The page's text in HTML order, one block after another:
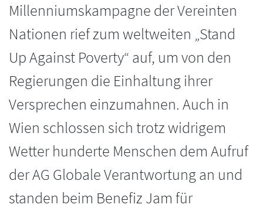
Millenniumskampagne der Vereinten
Nationen rief zum weltweiten „Stand
Up Against Poverty“ auf, um von den
Regierungen die Einhaltung ihrer
Versprechen einzumahnen. Auch in
Wien schlossen sich trotz widrigem
Wetter hunderte Menschen dem Aufruf
der AG Globale Verantwortung an und
standen beim Benefiz Jam für